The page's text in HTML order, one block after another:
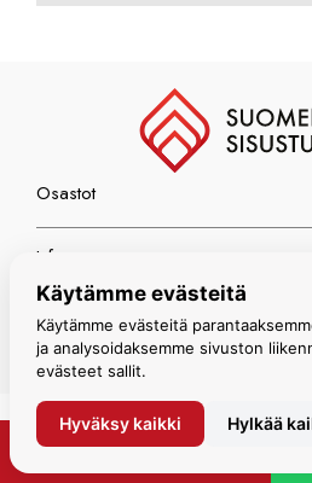
Osastot
Info
Espoon myymälä
© Suomen Sisustustakka 2026
PYYDÄ TARJOUS
Käytämme evästeitä
Käytämme evästeitä
ja analysoidaksemme sivuston
evästeet sallit.
Hyväksy kaikki Hylkää